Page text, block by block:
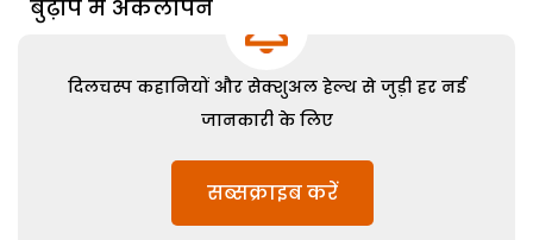
बुढ़ापे में अकेलापन
दिलचस्प कहानियों और सेक्शुअल हेल्थ से जुड़ी हर नई
जानकारी के लिए
सब्सक्राइब करें